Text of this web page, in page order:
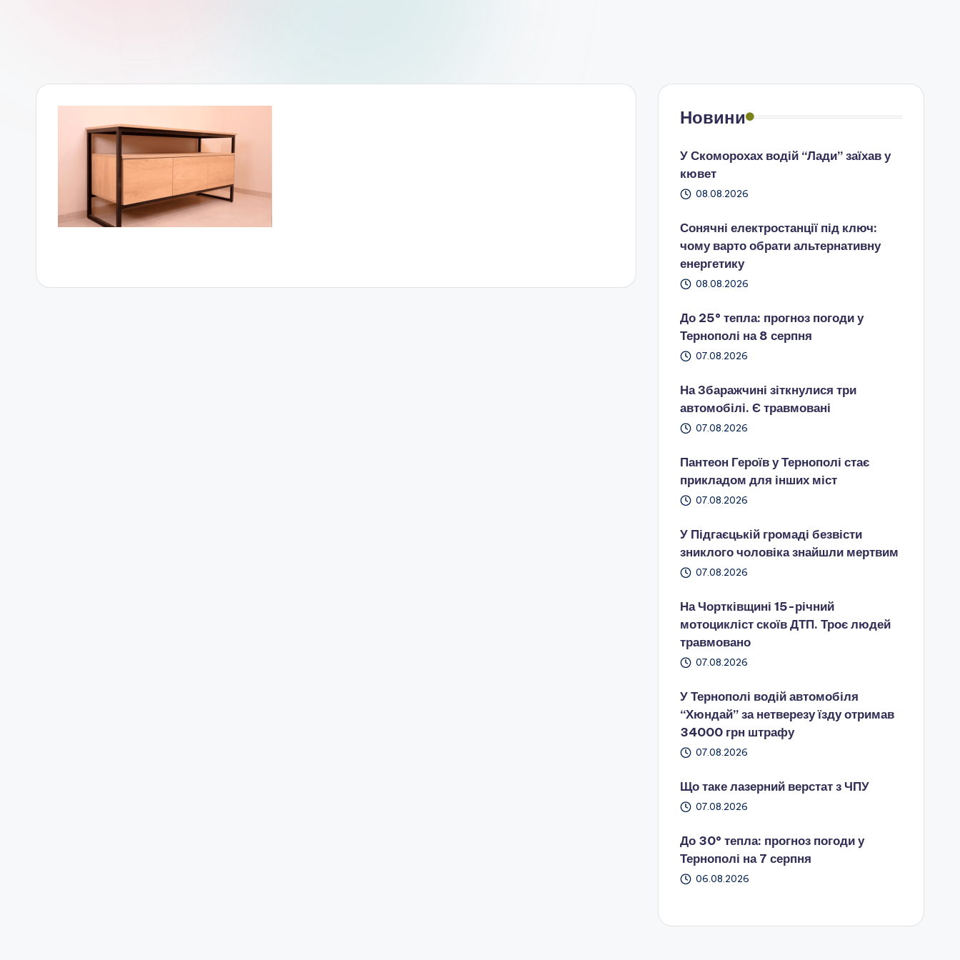
Новини
У Скоморохах водій “Лади” заїхав у
кювет
08.08.2026
Сонячні електростанції під ключ:
чому варто обрати альтернативну
енергетику
08.08.2026
До 25° тепла: прогноз погоди у
Тернополі на 8 серпня
07.08.2026
На Збаражчині зіткнулися три
автомобілі. Є травмовані
07.08.2026
Пантеон Героїв у Тернополі стає
прикладом для інших міст
07.08.2026
У Підгаєцькій громаді безвісти
зниклого чоловіка знайшли мертвим
07.08.2026
На Чортківщині 15-річний
мотоцикліст скоїв ДТП. Троє людей
травмовано
07.08.2026
У Тернополі водій автомобіля
“Хюндай” за нетверезу їзду отримав
34000 грн штрафу
07.08.2026
Що таке лазерний верстат з ЧПУ
07.08.2026
До 30° тепла: прогноз погоди у
Тернополі на 7 серпня
06.08.2026